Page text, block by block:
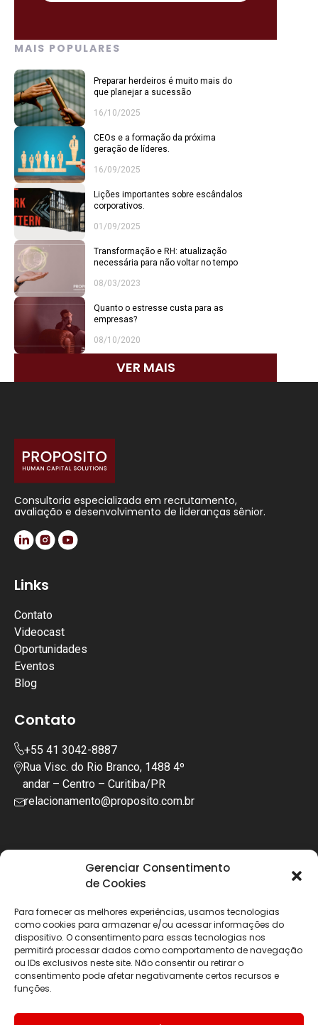
Gerenciar Consentimento
de Cookies
Para fornecer as melhores experiências, usamos tecnologias
como cookies para armazenar e/ou acessar informações do
dispositivo. O consentimento para essas tecnologias nos
permitirá processar dados como comportamento de navegação
ou IDs exclusivos neste site. Não consentir ou retirar o
consentimento pode afetar negativamente certos recursos e
funções.
MAIS POPULARES
Preparar herdeiros é muito mais do
que planejar a sucessão
16/10/2025
CEOs e a formação da próxima
geração de líderes.
16/09/2025
Lições importantes sobre escândalos
corporativos.
01/09/2025
Transformação e RH: atualização
necessária para não voltar no tempo
08/03/2023
Quanto o estresse custa para as
empresas?
08/10/2020
VER MAIS
Consultoria especializada em recrutamento,
avaliação e desenvolvimento de lideranças sênior.
Links
Contato
Videocast
Oportunidades
Eventos
Blog
Contato
+55 41 3042-8887
Rua Visc. do Rio Branco, 1488 4º
andar – Centro – Curitiba/PR
relacionamento@proposito.com.br
Copyright © 2025 | Todos os diretos reservados